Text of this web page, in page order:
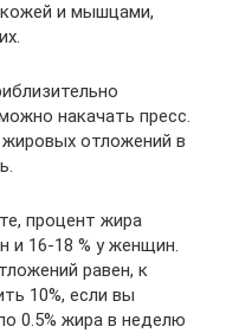
и мышцами,
накачать пресс.
отложений в
процент жира
и 16-18 % у женщин.
равен, к
10%, если вы
0.5% жира в неделю